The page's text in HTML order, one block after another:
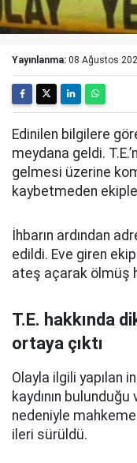
Yayınlanma: 08 Ağustos
Edinilen bilgilere
meydana geldi.
gelmesi üzerine
kaybetmeden
İhbarın ardından
edildi. Eve giren
ateş açarak ölmüş
T.E. hakkında
ortaya çıktı
Olayla ilgili yapılan
kaydının
nedeniyle
ileri sürüldü.